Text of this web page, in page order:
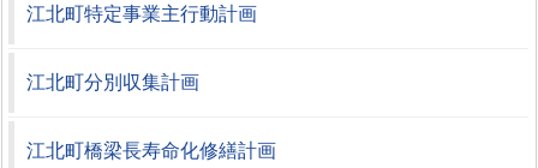
江北町特定事業主行動計画
江北町分別収集計画
江北町橋梁長寿命化修繕計画